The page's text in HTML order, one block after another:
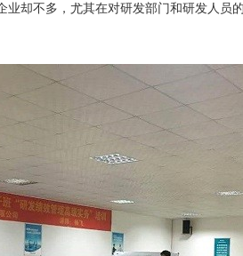
却不多，尤其在对研发部门和研发人